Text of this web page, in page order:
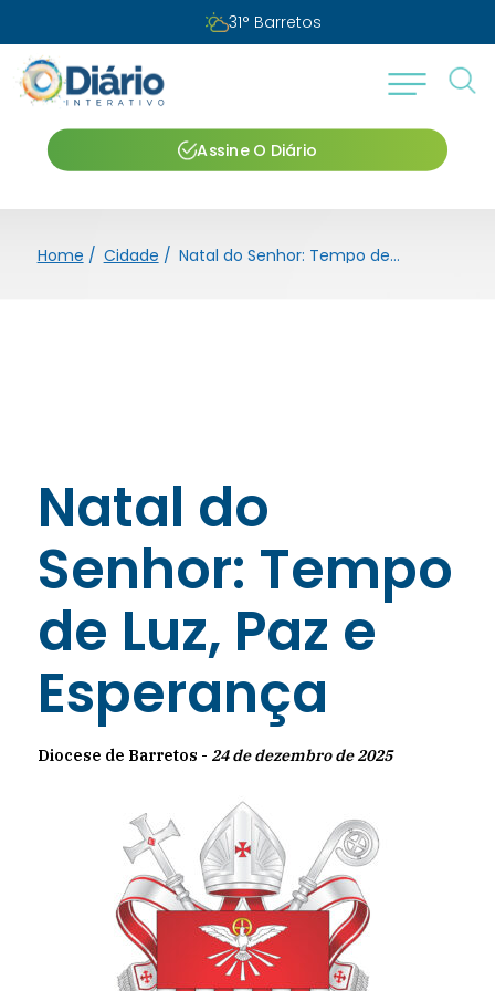
31° Barretos
Assine O Diário
Home / Cidade / Natal do Senhor: Tempo de Luz, Paz e Esperança
Natal do
Senhor: Tempo
de Luz, Paz e
Esperança
Diocese de Barretos - 24 de dezembro de 2025